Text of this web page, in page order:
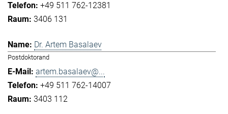
+49 511 762-12381
3406 131
Dr. Artem Basalaev
Postdoktorand
artem.basalaev@...
+49 511 762-14007
3403 112